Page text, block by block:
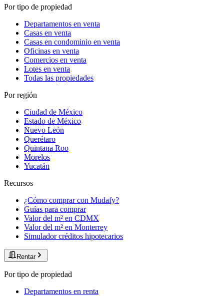
Por tipo de propiedad
Departamentos en venta
Casas en venta
Casas en condominio en venta
Oficinas en venta
Comercios en venta
Lotes en venta
Todas las propiedades
Por región
Ciudad de México
Estado de México
Nuevo León
Querétaro
Quintana Roo
Morelos
Yucatán
Recursos
¿Cómo comprar con Mudafy?
Guías para comprar
Valor del m² en CDMX
Valor del m² en Monterrey
Simulador créditos hipotecarios
Rentar
Por tipo de propiedad
Departamentos en renta